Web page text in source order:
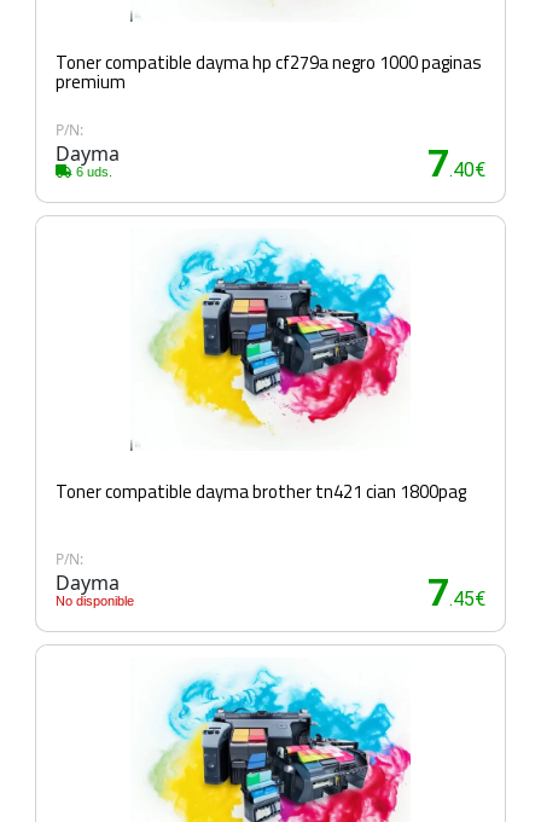
Toner compatible dayma hp cf279a negro 1000 paginas
premium
P/N:
Dayma
6 uds. 7.40€
Toner compatible dayma brother tn421 cian 1800pag
P/N:
Dayma
No disponible 7.45€